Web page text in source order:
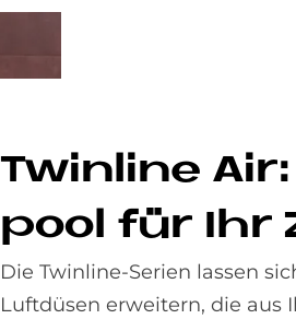
Twin­li­ne
pool für Ihr
Die Twinline-Serien lassen
Luftdüsen erweitern, die aus